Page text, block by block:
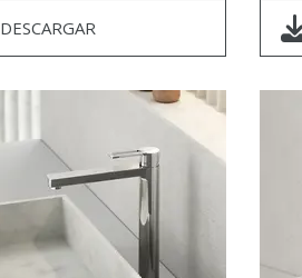
DESCARGAR